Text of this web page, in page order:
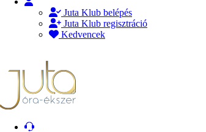
Juta Klub belépés
Juta Klub regisztráció
Kedvencek